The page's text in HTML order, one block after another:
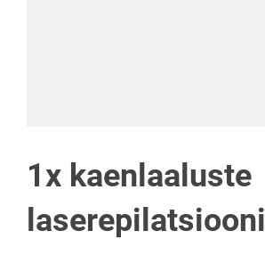
1x kaenlaaluste
laserepilatsiooni